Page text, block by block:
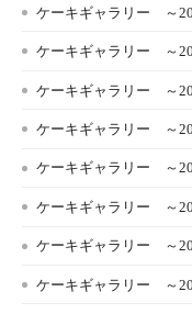
ケーキギャラリー ～
ケーキギャラリー ～
ケーキギャラリー ～
ケーキギャラリー ～
ケーキギャラリー ～
ケーキギャラリー ～
ケーキギャラリー ～
ケーキギャラリー ～